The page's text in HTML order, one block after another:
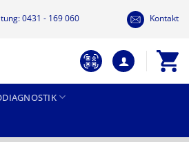
0431 - 169 060 Kontakt